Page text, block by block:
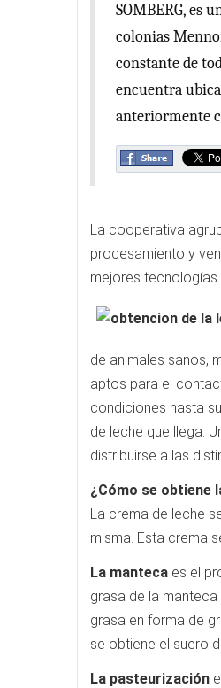
SOMBERG, es
colonias
constante de
encuentra
anteriormente
La cooperativa
procesamiento y
mejores tecnologías
de animales sanos,
aptos para el
condiciones hasta
de leche que llega.
distribuirse a las
¿Cómo se obtiene
La crema de leche
misma. Esta crema
La manteca es el
grasa de la
grasa en forma de
se obtiene el suero
La pasteurización